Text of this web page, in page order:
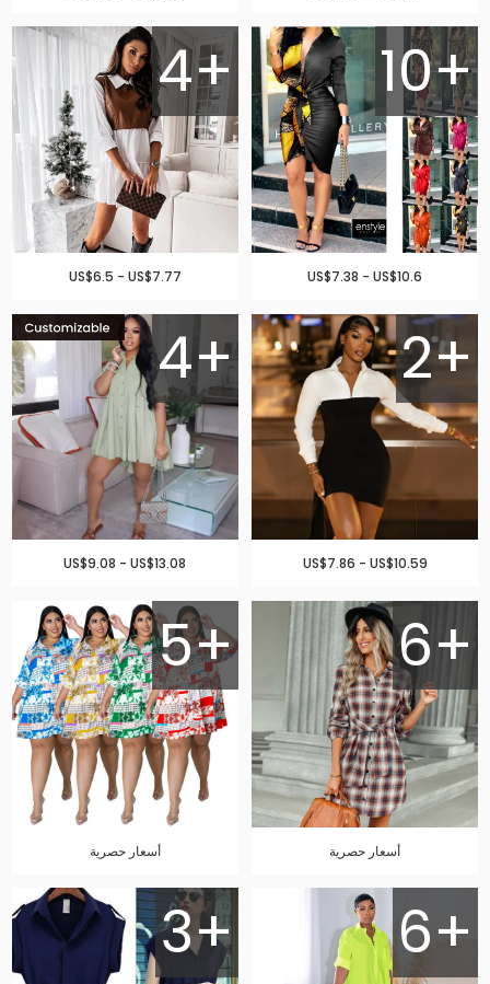
10+
US$7.38 - US$10.6
4+
US$6.5 - US$7.77
2+
US$7.86 - US$10.59
4+
US$9.08 - US$13.08
6+
أسعار حصرية
5+
أسعار حصرية
6+
3+